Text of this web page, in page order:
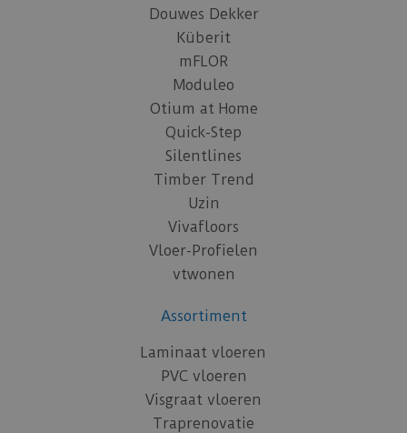
Douwes Dekker
Küberit
mFLOR
Moduleo
Otium at Home
Quick-Step
Silentlines
Timber Trend
Uzin
Vivafloors
Vloer-Profielen
vtwonen
Assortiment
Laminaat vloeren
PVC vloeren
Visgraat vloeren
Traprenovatie